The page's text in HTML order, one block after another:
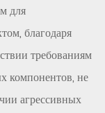
для
благодаря
требованиям
компонентов, не
агрессивных